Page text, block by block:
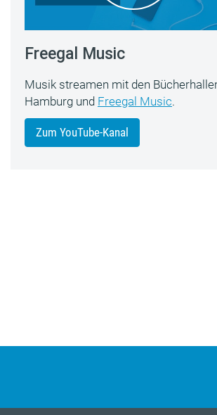
Freegal Music
Musik streamen mit den
Hamburg und Freegal Music.
Zum YouTube-Kanal